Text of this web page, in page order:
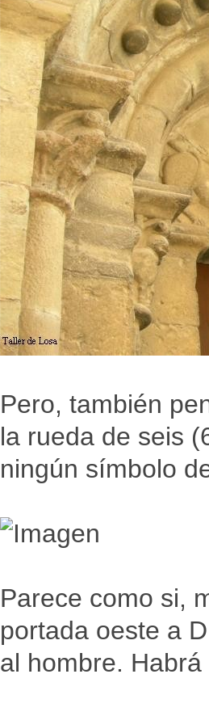
Pero, también
la rueda de seis
ningún símbolo
Parece como si,
portada oeste a
al hombre.